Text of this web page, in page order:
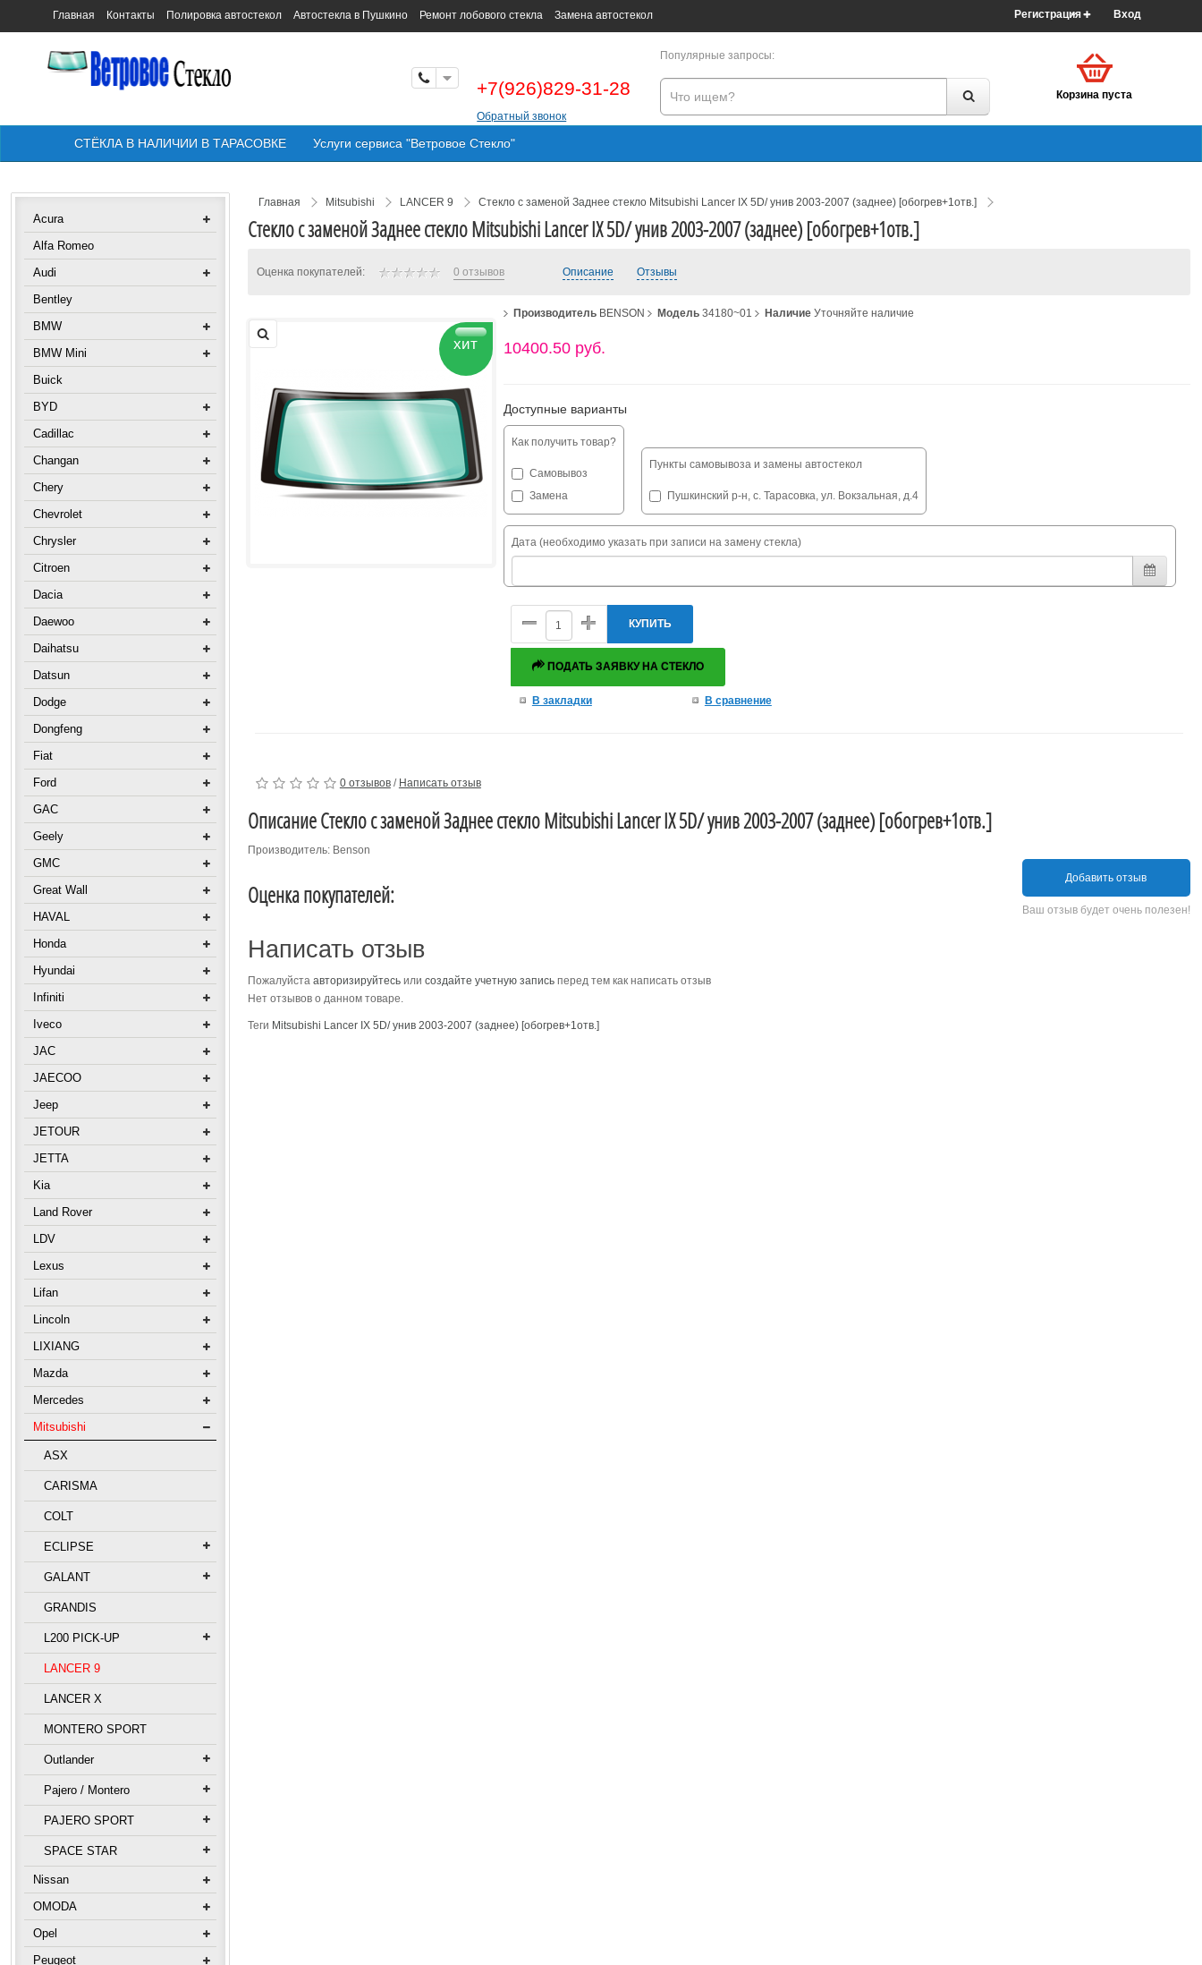
Главная Контакты Полировка автостекол Автостекла в Пушкино Ремонт лобового стекла Замена автостекол Вход
Регистрация
Корзина пуста
Популярные запросы:
+7(926)829-31-28
Обратный звонок
СТЁКЛА В НАЛИЧИИ В ТАРАСОВКЕ Услуги сервиса "Ветровое Стекло"
Acura
Alfa Romeo
Audi
Bentley
BMW
BMW Mini
Buick
BYD
Cadillac
Changan
Chery
Chevrolet
Chrysler
Citroen
Dacia
Daewoo
Daihatsu
Datsun
Dodge
Dongfeng
Fiat
Ford
GAC
Geely
GMC
Great Wall
HAVAL
Honda
Hyundai
Infiniti
Iveco
JAC
JAECOO
Jeep
JETOUR
JETTA
Kia
Land Rover
LDV
Lexus
Lifan
Lincoln
LIXIANG
Mazda
Mercedes
Mitsubishi
ASX
CARISMA
COLT
ECLIPSE
GALANT
GRANDIS
L200 PICK-UP
LANCER 9
LANCER X
MONTERO SPORT
Outlander
Pajero / Montero
PAJERO SPORT
SPACE STAR
Nissan
OMODA
Opel
Peugeot
Главная Mitsubishi LANCER 9 Стекло с заменой Заднее стекло Mitsubishi Lancer IX 5D/ унив 2003-2007 (заднее) [обогрев+1отв.]
Стекло с заменой Заднее стекло Mitsubishi Lancer IX 5D/ унив 2003-2007 (заднее) [обогрев+1отв.]
Оценка покупателей: 0 отзывов Описание Отзывы
хит
Производитель BENSON Модель34180~01 НаличиеУточняйте наличие
10400.50 руб.
Доступные варианты
Как получить товар?
Самовывоз
Замена
Пункты самовывоза и замены автостекол
Пушкинский р-н, с. Тарасовка, ул. Вокзальная, д.4
Дата (необходимо указать при записи на замену стекла)
КУПИТЬ
ПОДАТЬ ЗАЯВКУ НА СТЕКЛО
В закладки В сравнение
0 отзывов/ Написать отзыв
Описание Стекло с заменой Заднее стекло Mitsubishi Lancer IX 5D/ унив 2003-2007 (заднее) [обогрев+1отв.]
Производитель: Benson
Оценка покупателей:
Добавить отзыв
Ваш отзыв будет очень полезен!
Написать отзыв
Пожалуйста авторизируйтесьили создайте учетную записьперед тем как написать отзыв
Нет отзывов о данном товаре.
Теги Mitsubishi Lancer IX 5D/ унив 2003-2007 (заднее) [обогрев+1отв.]